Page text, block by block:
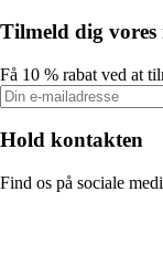
Tilmeld dig vores
Få 10 % rabat ved at
Hold kontakten
Find os på sociale